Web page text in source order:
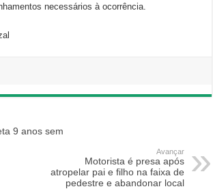
necessários à ocorrência.
9 anos sem
Avançar
Motorista é presa após
atropelar pai e filho na faixa de
pedestre e abandonar local